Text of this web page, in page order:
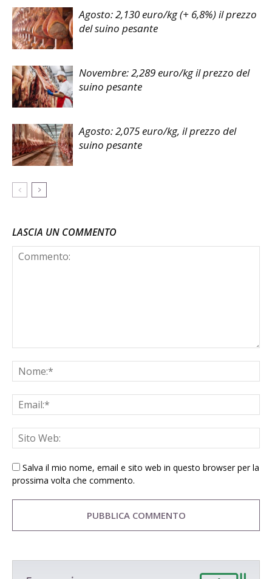
Agosto: 2,130 euro/kg (+ 6,8%) il prezzo
del suino pesante
Novembre: 2,289 euro/kg il prezzo del
suino pesante
Agosto: 2,075 euro/kg, il prezzo del
suino pesante
LASCIA UN COMMENTO
Salva il mio nome, email e sito web in questo browser per la
prossima volta che commento.